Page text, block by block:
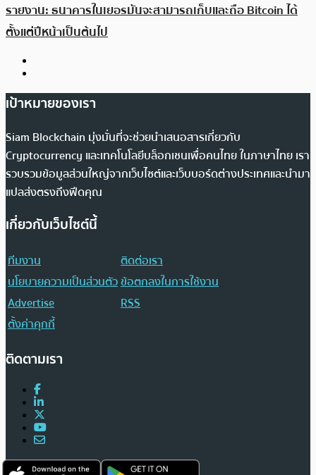
รายงาน: ธนาคารในเยอรมันจะสามารถเก็บและถือ Bitcoin ได้
ตั้งแต่ปีหน้าเป็นต้นไป
เป้าหมายของเรา
Siam Blockchain มุ่งมั่นที่จะช่วยนำเสนอสารเกี่ยวกับ
Cryptocurrency และเทคโนโลยีบล็อกเชนเพื่อคนไทย ในภาษาไทย เรา
รวบรวมข้อมูลส่วนใหญ่จากเว็บไซต์และเว็บบอร์ดต่างประเทศและนำมา
แปลส่งตรงถึงฟีดคุณ
เกี่ยวกับเว็บไซต์นี้
ทีมงาน
ติดต่อเรา
นโยบายความเป็นส่วนตัวข้อตกลงในการใช้งาน
Advertise
RSS
ตั้งค่าคุกกี้
ติดตามเรา